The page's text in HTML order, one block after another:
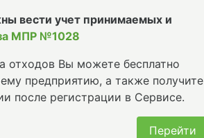
вести учет принимаемых и
МПР №1028
отходов Вы можете бесплатно
предприятию, а также получите
после регистрации в Сервисе.
Перейти